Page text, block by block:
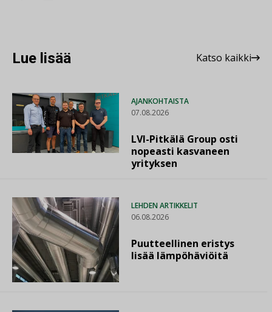
Lue lisää Katso kaikki
AJANKOHTAISTA
07.08.2026
LVI-Pitkälä Group osti
nopeasti kasvaneen
yrityksen
LEHDEN ARTIKKELIT
06.08.2026
Puutteellinen eristys
lisää lämpöhäviöitä